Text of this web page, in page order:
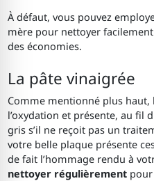
À défaut, vous pouvez
mère pour nettoyer
des économies.
La pâte vinaigrée
Comme mentionné plus haut,
l’oxydation et présente, au fil
gris s’il ne reçoit pas un
votre belle plaque présente
de fait l’hommage rendu à
nettoyer régulièrement